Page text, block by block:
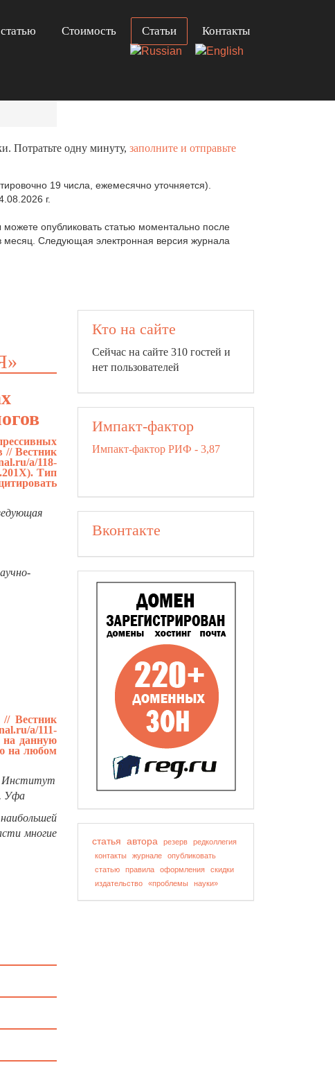
Стоимость Статьи Контакты
Потратьте одну минуту, заполните и отправьте
19 числа, ежемесячно уточняется).
г.
опубликовать статью моментально после
месяц. Следующая электронная версия журнала
// Вестник
a/118-
Тип
// Вестник
a/111-
данную
на любом
Институт
Уфа
многие
Кто на сайте
Сейчас на сайте 310 гостей и
нет пользователей
Импакт-фактор
Импакт-фактор РИФ - 3,87
Вконтакте
статья автора резерв
редколлегия
контакты
журнале
опубликовать
статью
правила оформления
скидки
издательство
«проблемы науки»